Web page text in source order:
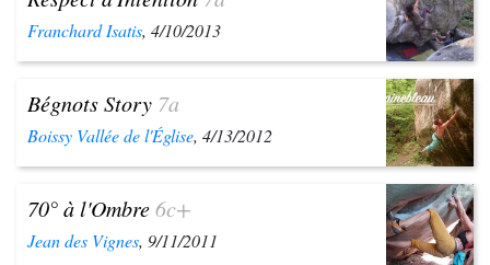
Franchard Isatis, 4/10/2013
Bégnots Story 7a
Boissy Vallée de l'Église, 4/13/2012
70° à l'Ombre6c+
Jean des Vignes, 9/11/2011